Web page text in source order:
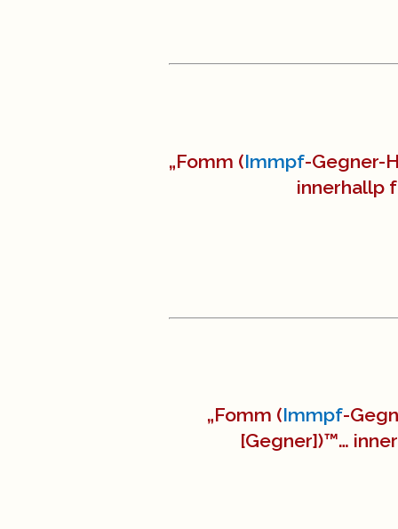
„Fomm (Immpf-Gegner-
innerhallp
„Fomm (Immpf-
[Gegner])™…